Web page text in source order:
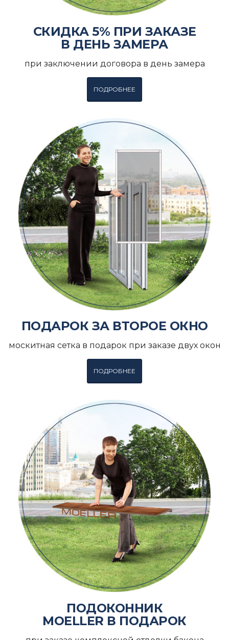
СКИДКА 5% ПРИ ЗАКАЗЕ
В ДЕНЬ ЗАМЕРА
при заключении договора в день замера
ПОДРОБНЕЕ
ПОДАРОК ЗА ВТОРОЕ ОКНО
москитная сетка в подарок при заказе двух окон
ПОДРОБНЕЕ
ПОДОКОННИК
MOELLER В ПОДАРОК